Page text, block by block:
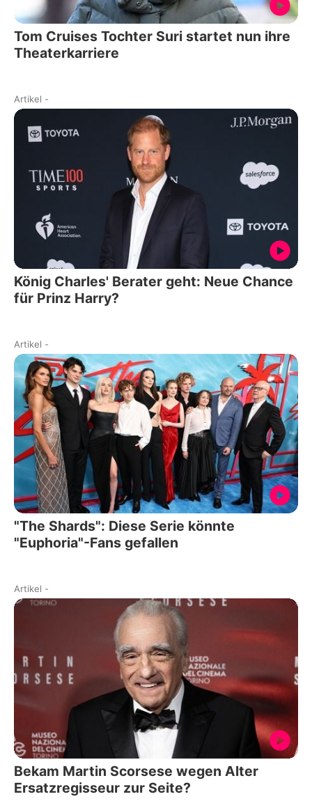
Tom Cruises Tochter Suri startet nun ihre
Theaterkarriere
Artikel -
König Charles' Berater geht: Neue Chance
für Prinz Harry?
Artikel -
"The Shards": Diese Serie könnte
"Euphoria"-Fans gefallen
Artikel -
Bekam Martin Scorsese wegen Alter
Ersatzregisseur zur Seite?